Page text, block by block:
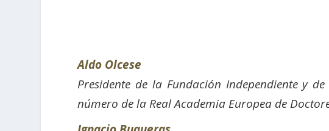
Aldo Olcese
Presidente de la Fundación Independiente y
número de la Real Academia Europea de